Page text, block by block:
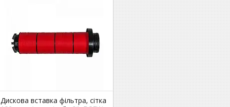
Дискова вставка фільтра, сітка